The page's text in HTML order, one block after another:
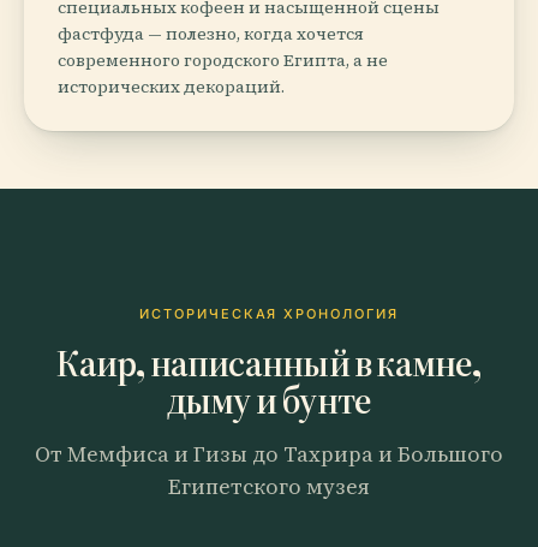
специальных кофеен и насыщенной сцены
фастфуда — полезно, когда хочется
современного городского Египта, а не
исторических декораций.
ИСТОРИЧЕСКАЯ ХРОНОЛОГИЯ
Каир, написанный в камне,
дыму и бунте
От Мемфиса и Гизы до Тахрира и Большого
Египетского музея